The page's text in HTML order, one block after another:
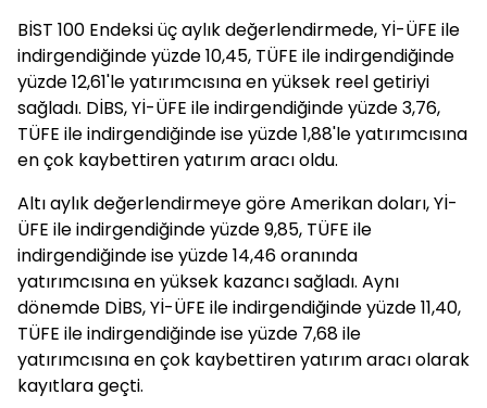
BİST 100 Endeksi üç aylık değerlendirmede, Yİ-ÜFE ile
indirgendiğinde yüzde 10,45, TÜFE ile indirgendiğinde
yüzde 12,61'le yatırımcısına en yüksek reel getiriyi
sağladı. DİBS, Yİ-ÜFE ile indirgendiğinde yüzde 3,76,
TÜFE ile indirgendiğinde ise yüzde 1,88'le yatırımcısına
en çok kaybettiren yatırım aracı oldu.
Altı aylık değerlendirmeye göre Amerikan doları, Yİ-
ÜFE ile indirgendiğinde yüzde 9,85, TÜFE ile
indirgendiğinde ise yüzde 14,46 oranında
yatırımcısına en yüksek kazancı sağladı. Aynı
dönemde DİBS, Yİ-ÜFE ile indirgendiğinde yüzde 11,40,
TÜFE ile indirgendiğinde ise yüzde 7,68 ile
yatırımcısına en çok kaybettiren yatırım aracı olarak
kayıtlara geçti.